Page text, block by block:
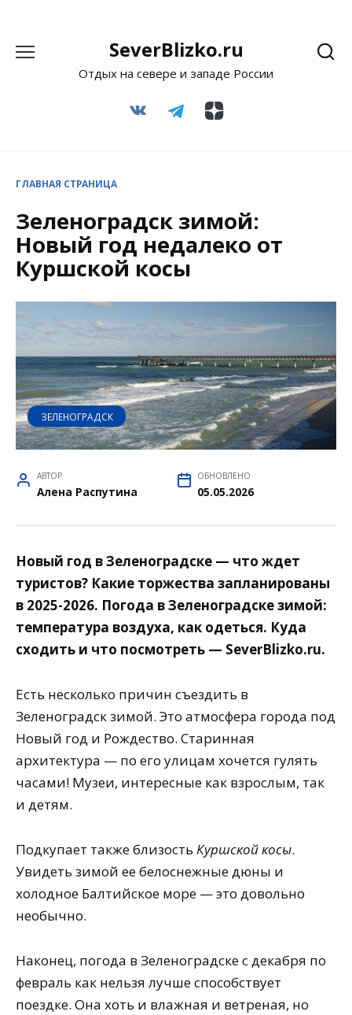
содержанию
SeverBlizko.ru
Отдых на севере и западе России
ГЛАВНАЯ СТРАНИЦА
Зеленоградск зимой:
Новый год недалеко от
Куршской косы
ЗЕЛЕНОГРАДСК
АВТОР
Алена Распутина
ОБНОВЛЕНО
05.05.2026
Новый год в Зеленоградске — что ждет
туристов? Какие торжества запланированы
в 2025-2026. Погода в Зеленоградске зимой:
температура воздуха, как одеться. Куда
сходить и что посмотреть — SeverBlizko.ru.
Есть несколько причин съездить в
Зеленоградск зимой. Это атмосфера города под
Новый год и Рождество. Старинная
архитектура — по его улицам хочется гулять
часами! Музеи, интересные как взрослым, так
и детям.
Подкупает также близость Куршской косы.
Увидеть зимой ее белоснежные дюны и
холодное Балтийское море — это довольно
необычно.
Наконец, погода в Зеленоградске с декабря по
февраль как нельзя лучше способствует
поездке. Она хоть и влажная и ветреная, но